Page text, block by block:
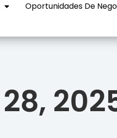
Oportunidades De